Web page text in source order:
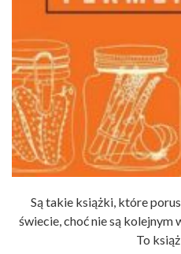
Są takie książki, które
świecie, choć nie są kolejnym
To